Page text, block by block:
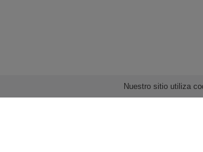
Nuestro sitio utiliza